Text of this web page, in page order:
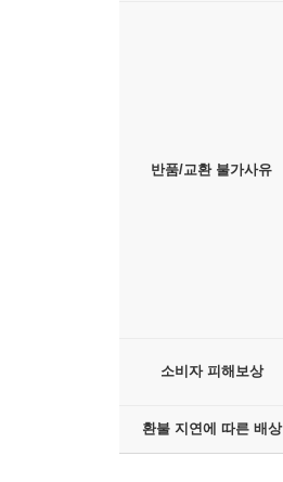
반품/교환 불가사유
소비자 피해보상
환불 지연에 따른 배상